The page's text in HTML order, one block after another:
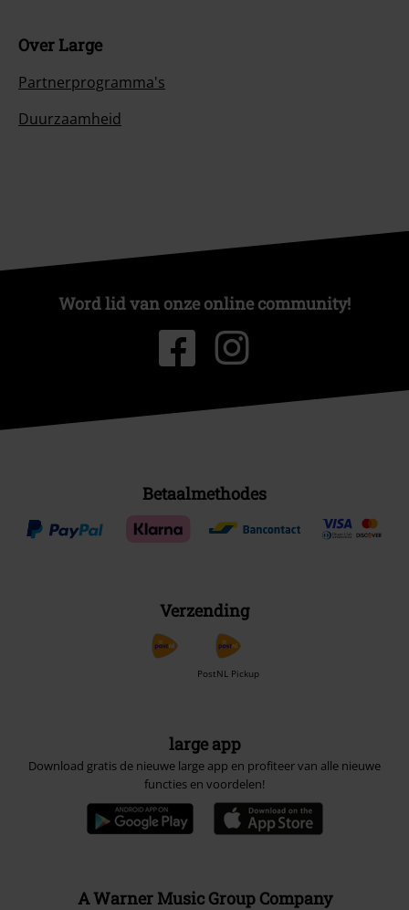
Over Large
Partnerprogramma's
Duurzaamheid
Word lid van onze online community!
Betaalmethodes
Verzending
PostNL Pickup
large app
Download gratis de nieuwe large app en profiteer van alle nieuwe
functies en voordelen!
A Warner Music Group Company